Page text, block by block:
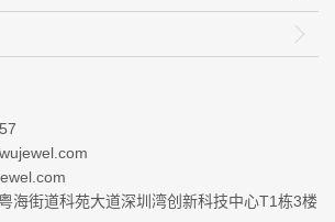
海街道科苑大道深圳湾创新科技中心T1栋3楼